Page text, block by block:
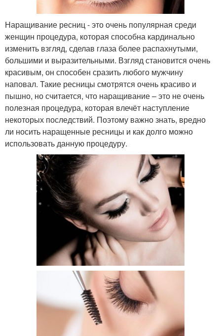
Наращивание ресниц - это очень популярная среди
женщин процедура, которая способна кардинально
изменить взгляд, сделав глаза более распахнутыми,
большими и выразительными. Взгляд становится очень
красивым, он способен сразить любого мужчину
наповал. Такие ресницы смотрятся очень красиво и
пышно, но считается, что наращивание – это не очень
полезная процедура, которая влечёт наступление
некоторых последствий. Поэтому важно знать, вредно
ли носить наращенные ресницы и как долго можно
использовать данную процедуру.